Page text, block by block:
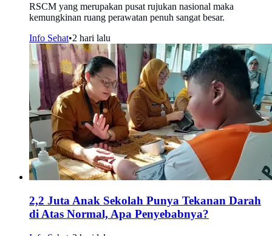
RSCM yang merupakan pusat rujukan nasional maka
kemungkinan ruang perawatan penuh sangat besar.
Info Sehat•2 hari lalu
2,2 Juta Anak Sekolah Punya Tekanan Darah
di Atas Normal, Apa Penyebabnya?